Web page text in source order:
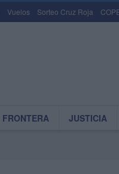
Vuelos Sorteo Cruz Roja
FRONTERA JUSTICIA